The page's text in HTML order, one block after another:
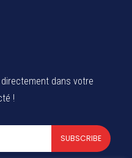
dans votre
!
SUBSCRIBE